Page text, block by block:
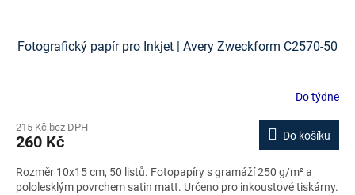
Fotografický papír pro Inkjet | Avery Zweckform C2570-50
Do týdne
215 Kč bez DPH
260 Kč Do košíku
Rozměr 10x15 cm, 50 listů. Fotopapíry s gramáží 250 g/m² a
pololesklým povrchem satin matt. Určeno pro inkoustové tiskárny.